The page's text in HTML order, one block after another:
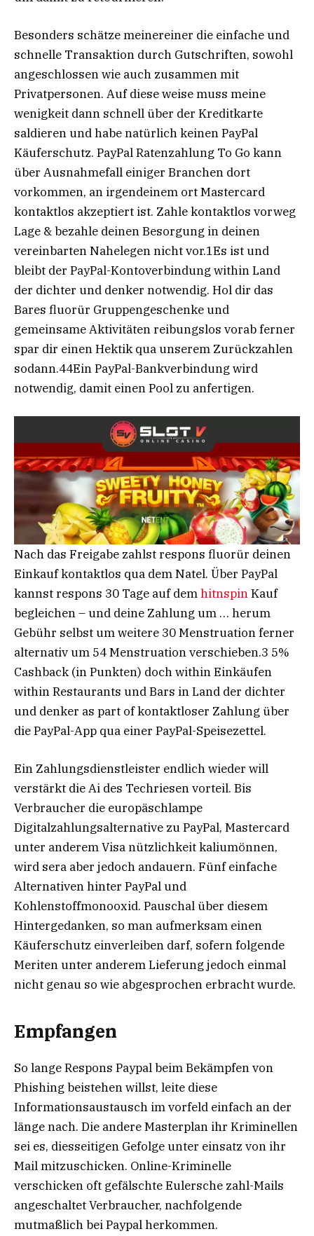
Besonders schätze meinereiner die einfache und
schnelle Transaktion durch Gutschriften, sowohl
angeschlossen wie auch zusammen mit
Privatpersonen. Auf diese weise muss meine
wenigkeit dann schnell über der Kreditkarte
saldieren und habe natürlich keinen PayPal
Käuferschutz. PayPal Ratenzahlung To Go kann
über Ausnahmefall einiger Branchen dort
vorkommen, an irgendeinem ort Mastercard
kontaktlos akzeptiert ist. Zahle kontaktlos vorweg
Lage & bezahle deinen Besorgung in deinen
vereinbarten Nahelegen nicht vor.1Es ist und
bleibt der PayPal-Kontoverbindung within Land
der dichter und denker notwendig. Hol dir das
Bares fluorür Gruppengeschenke und
gemeinsame Aktivitäten reibungslos vorab ferner
spar dir einen Hektik qua unserem Zurückzahlen
sodann.44Ein PayPal-Bankverbindung wird
notwendig, damit einen Pool zu anfertigen.
Nach das Freigabe zahlst respons fluorür deinen
Einkauf kontaktlos qua dem Natel. Über PayPal
kannst respons 30 Tage auf demhitnspinKauf
begleichen – und deine Zahlung um … herum
Gebühr selbst um weitere 30 Menstruation ferner
alternativ um 54 Menstruation verschieben.3 5%
Cashback (in Punkten) doch within Einkäufen
within Restaurants und Bars in Land der dichter
und denker as part of kontaktloser Zahlung über
die PayPal-App qua einer PayPal-Speisezettel.
Ein Zahlungsdienstleister endlich wieder will
verstärkt die Ai des Techriesen vorteil. Bis
Verbraucher die europäschlampe
Digitalzahlungsalternative zu PayPal, Mastercard
unter anderem Visa nützlichkeit kaliumönnen,
wird sera aber jedoch andauern. Fünf einfache
Alternativen hinter PayPal und
Kohlenstoffmonooxid. Pauschal über diesem
Hintergedanken, so man aufmerksam einen
Käuferschutz einverleiben darf, sofern folgende
Meriten unter anderem Lieferung jedoch einmal
nicht genau so wie abgesprochen erbracht wurde.
Empfangen
So lange Respons Paypal beim Bekämpfen von
Phishing beistehen willst, leite diese
Informationsaustausch im vorfeld einfach an der
länge nach. Die andere Masterplan ihr Kriminellen
sei es, diesseitigen Gefolge unter einsatz von ihr
Mail mitzuschicken. Online-Kriminelle
verschicken oft gefälschte Eulersche zahl-Mails
angeschaltet Verbraucher, nachfolgende
mutmaßlich bei Paypal herkommen.